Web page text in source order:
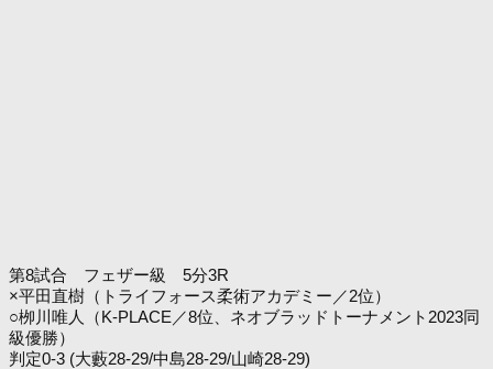
第8試合 フェザー級 5分3R
×平田直樹（トライフォース柔術アカデミー／2位）
○栁川唯人（K-PLACE／8位、ネオブラッドトーナメント2023同
級優勝）
判定0-3 (大藪28-29/中島28-29/山崎28-29)